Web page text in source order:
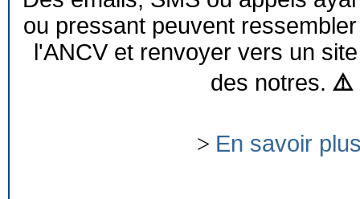
ou pressant peuvent
l'ANCV et renvoyer vers un
des notres. ⚠️
> En savoir